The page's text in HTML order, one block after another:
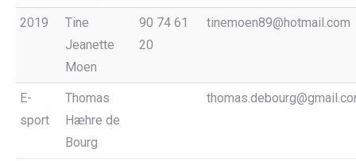
2019
Tine
Jeanette
Moen
90 74 61
20
tinemoen89@hotmail.com
E-
sport
Thomas
Hæhre de
Bourg